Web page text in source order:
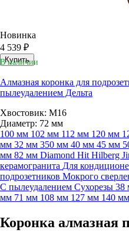
Новинка
4 539 ₽
Купить
В наличии
Алмазная коронка для
пылеудалением Дельта
Хвостовик: М16
Диаметр: 72 мм
100 мм 102 мм 112 мм 120 мм
мм 32 мм 350 мм 40 мм 45 мм
мм 82 мм Diamond Hit Hilberg
керамогранита Для
подрозетников Мокрого
С пылеудалением Сухорезы 38
мм 71 мм 108 мм 127 мм 140 мм
Коронка алмазная